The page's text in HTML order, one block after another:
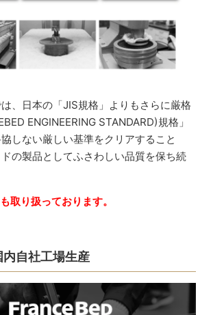
、日本の「JIS規格」よりもさらに厳格
ENGINEERING STANDARD)規格」
しない厳しい基準をクリアすること
の製品としてふさわしい品質を保ち続
取り扱っております。
内自社工場生産